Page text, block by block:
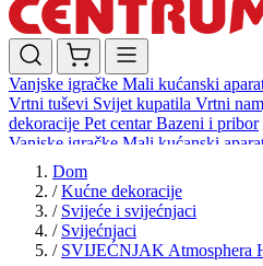
Vanjske igračke Mali kućanski
Vrtni tuševi Svijet kupatila Vrtni
dekoracije Pet centarBazeni i pribor
Vanjske igračke Mali kućanski
Vrtni tuševi
dekoracijePet centar Bazeni i pribor
Dom
/ Kućne dekoracije
/ Svijeće i svijećnjaci
/ Svijećnjaci
/ SVIJEĆNJAK Atmosphera